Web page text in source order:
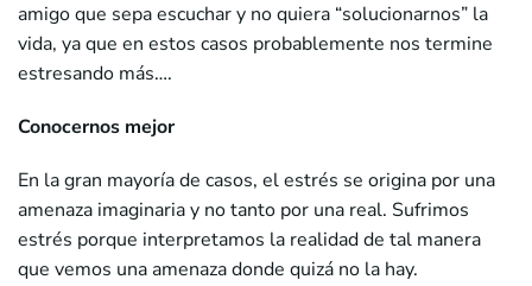
amigo que sepa escuchar y no quiera “solucionarnos” la
vida, ya que en estos casos probablemente nos termine
estresando más….
Conocernos mejor
En la gran mayoría de casos, el estrés se origina por una
amenaza imaginaria y no tanto por una real. Sufrimos
estrés porque interpretamos la realidad de tal manera
que vemos una amenaza donde quizá no la hay.